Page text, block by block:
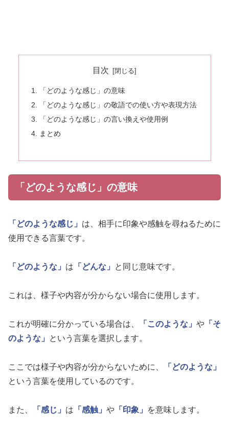
目次
「どのような感じ」の意味
「どのような感じ」の敬語での使い方や表現方法
「どのような感じ」の言い換えや使用例
まとめ
「どのような感じ」の意味
「どのような感じ」 は、相手に印象や感触を尋ねるために
使用できる言葉です。
「どのような」 は 「どんな」 と同じ意味です。
これは、様子や内容が分からない場合に使用します。
これが明確に分かっている場合は、 「このような」 や 「そ
のような」
という言葉を選択します。
ここでは様子や内容が分からないために、
「どのような」
という言葉を使用しているのです。
また、 「感じ」 は 「感触」 や 「印象」 を意味します。